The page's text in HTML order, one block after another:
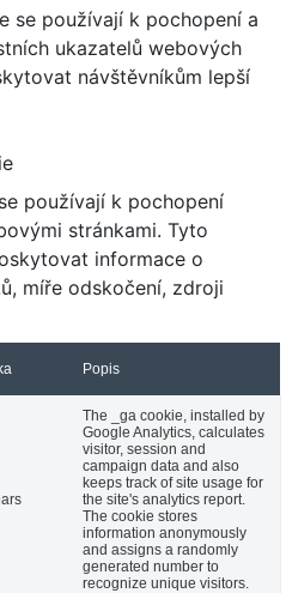
se používají k pochopení a
ukazatelů webových
návštěvníkům lepší
používají k pochopení
stránkami. Tyto
informace o
míře odskočení, zdroji
Popis
The _ga cookie, installed by
Google Analytics, calculates
visitor, session and
campaign data and also
keeps track of site usage for
the site's analytics report.
The cookie stores
information anonymously
and assigns a randomly
generated number to
recognize unique visitors.